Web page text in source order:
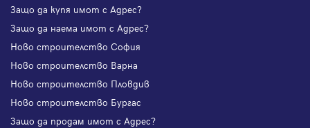
Защо да купя имот с Адрес?
Защо да наема имот с Адрес?
Ново строителство София
Ново строителство Варна
Ново строителство Пловдив
Ново строителство Бургас
Защо да продам имот с Адрес?